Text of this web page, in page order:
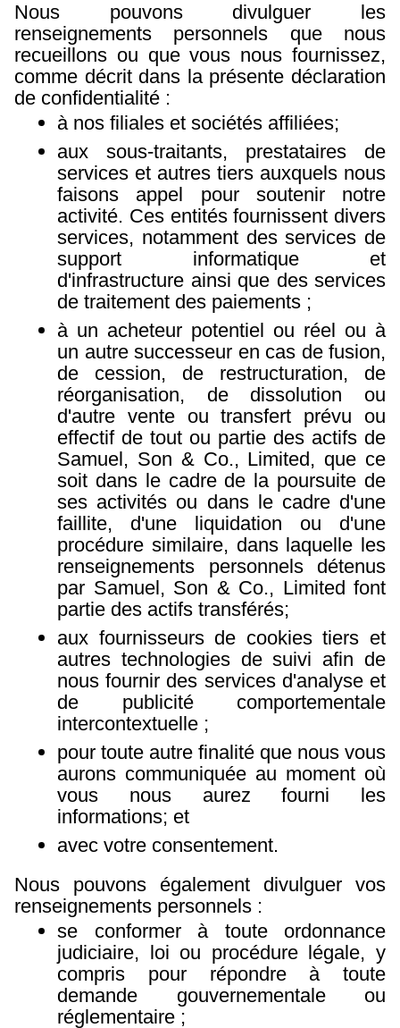
Nous pouvons divulguer les
renseignements personnels que nous
recueillons ou que vous nous fournissez,
comme décrit dans la présente déclaration
de confidentialité :
à nos filiales et sociétés affiliées;
aux sous-traitants, prestataires de
services et autres tiers auxquels nous
faisons appel pour soutenir notre
activité. Ces entités fournissent divers
services, notamment des services de
support informatique et
d'infrastructure ainsi que des services
de traitement des paiements ;
à un acheteur potentiel ou réel ou à
un autre successeur en cas de fusion,
de cession, de restructuration, de
réorganisation, de dissolution ou
d'autre vente ou transfert prévu ou
effectif de tout ou partie des actifs de
Samuel, Son & Co., Limited, que ce
soit dans le cadre de la poursuite de
ses activités ou dans le cadre d'une
faillite, d'une liquidation ou d'une
procédure similaire, dans laquelle les
renseignements personnels détenus
par Samuel, Son & Co., Limited font
partie des actifs transférés;
aux fournisseurs de cookies tiers et
autres technologies de suivi afin de
nous fournir des services d'analyse et
de publicité comportementale
intercontextuelle ;
pour toute autre finalité que nous vous
aurons communiquée au moment où
vous nous aurez fourni les
informations; et
avec votre consentement.
Nous pouvons également divulguer vos
renseignements personnels :
se conformer à toute ordonnance
judiciaire, loi ou procédure légale, y
compris pour répondre à toute
demande gouvernementale ou
réglementaire ;